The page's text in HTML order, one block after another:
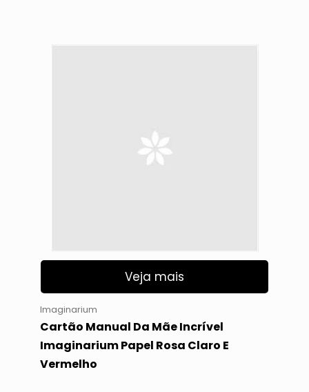
Veja mais
Imaginarium
Cartão Manual Da Mãe Incrível
Imaginarium Papel Rosa Claro E
Vermelho